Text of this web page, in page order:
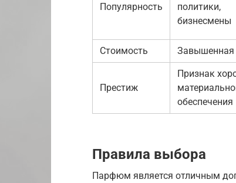
Популярность
политики,
бизнесмены
Стоимость Завышенная
Престиж
Признак
обеспечения
Правила выбора
Парфюм является отличным